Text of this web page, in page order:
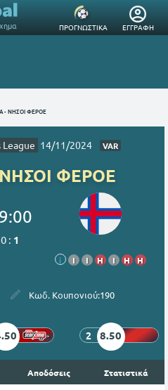
ΠΡΟΓΝΩΣΤΙΚΑ ΕΓΓΡΑΦΗ
- ΝΗΣΟΙ ΦΕΡΟΕ
14/11/2024 VAR
ΦΕΡΟΕ
0 : 1
i Ι Ι Η Ι Η Η
Κωδ. Κουπονιού:190
2 8.50
Αποδόσεις Στατιστικά